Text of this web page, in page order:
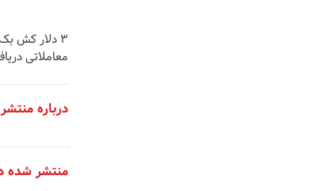
3 دلار کش
معاملاتی
درباره
منتشر شده